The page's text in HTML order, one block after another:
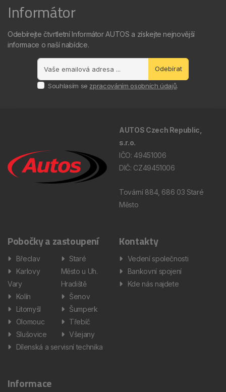
Informátor
Odebírejte čtvrtletní Informátor AUTOS a získejte nejnovější
informace o naší nabídce.
Odebírat
Souhlasím se zpracováním osobních údajů.
AUTOS Czech Republic,
s.r.o.
IČO: 49451006
DIČ: CZ49451006
Tovární 884, 686 03 Staré
Město
Pobočky a zastoupení
Břeclav
Karlovy
Vary
Kolín
Litomyšl
Olomouc
Slušovice
Staré
Město u Uh.
Hradiště
Šenov
Šumperk
Třebíč
Všejany
Dílenská a servisní technika
Kontakty
Vedení společnosti
Bankovní spojení
Kde nás najdete
Informace